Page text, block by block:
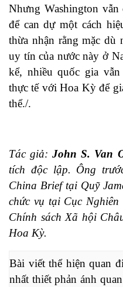
Nhưng Washington vẫn
để can dự một cách
thừa nhận rằng mặc dù
uy tín của nước này ở
kể, nhiều quốc gia
thực tế với Hoa Kỳ để
thể./.
Tác giả:John S. Van
tích độc lập. Ông
China Brief tại Quỹ
chức vụ tại Cục
Chính sách Xã hội
Hoa Kỳ.
Bài viết thể hiện quan
nhất thiết phản ánh